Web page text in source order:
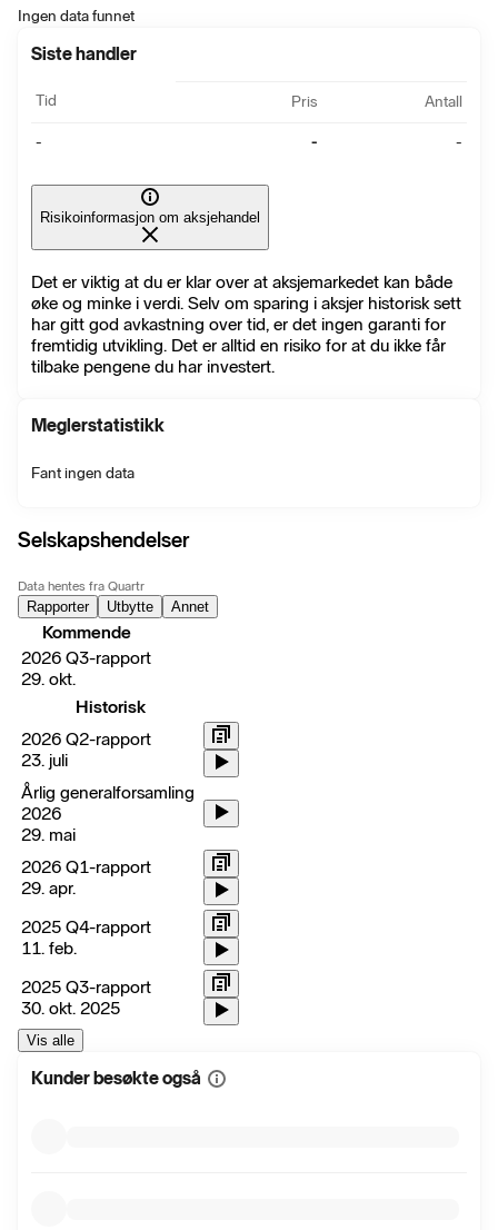
Ingen data funnet
Siste handler
Tid Pris Antall
- - -
Risikoinformasjon om aksjehandel
Det er viktig at du er klar over at aksjemarkedet kan både
øke og minke i verdi. Selv om sparing i aksjer historisk sett
har gitt god avkastning over tid, er det ingen garanti for
fremtidig utvikling. Det er alltid en risiko for at du ikke får
tilbake pengene du har investert.
Meglerstatistikk
Fant ingen data
Selskapshendelser
Data hentes fra Quartr
Rapporter Utbytte Annet
Kommende
2026 Q3-rapport
29. okt.
Historisk
2026 Q2-rapport
23. juli
Årlig generalforsamling
2026
29. mai
2026 Q1-rapport
29. apr.
2025 Q4-rapport
11. feb.
2025 Q3-rapport
30. okt. 2025
Vis alle
Kunder besøkte også Vis